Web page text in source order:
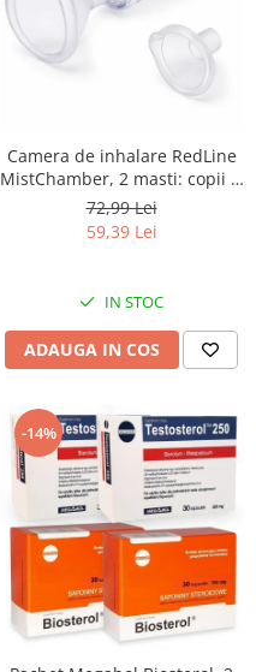
Camera de inhalare RedLine
MistChamber, 2 masti: copii si
adulti
72,99 Lei
59,39 Lei
IN STOC
ADAUGA IN COS
-14%